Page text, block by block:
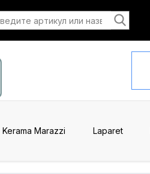
Kerama Marazzi Laparet